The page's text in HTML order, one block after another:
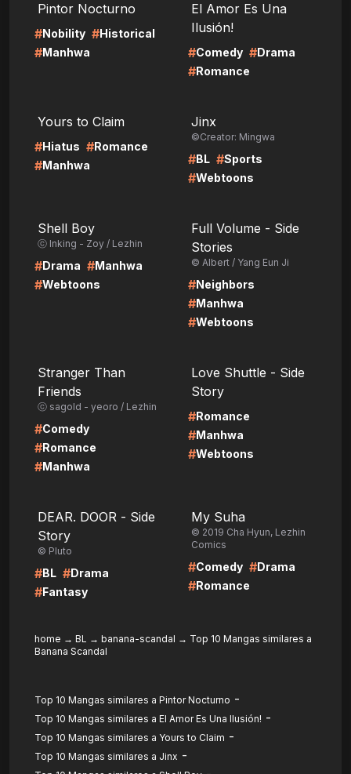
Pintor Nocturno
#Nobility #Historical
#Manhwa
El Amor Es Una
Ilusión!
#Comedy #Drama
#Romance
Yours to Claim
#Hiatus #Romance
#Manhwa
Jinx
©Creator: Mingwa
#BL #Sports
#Webtoons
Shell Boy
ⓒ Inking - Zoy / Lezhin
#Drama #Manhwa
#Webtoons
Full Volume - Side
Stories
© Albert / Yang Eun Ji
#Neighbors
#Manhwa
#Webtoons
Stranger Than
Friends
ⓒ sagold - yeoro / Lezhin
#Comedy
#Romance
#Manhwa
Love Shuttle - Side
Story
#Romance
#Manhwa
#Webtoons
DEAR. DOOR - Side
Story
© Pluto
#BL #Drama
#Fantasy
My Suha
© 2019 Cha Hyun, Lezhin
Comics
#Comedy #Drama
#Romance
home → BL → banana-scandal → Top 10 Mangas similares a
Banana Scandal
Top 10 Mangas similares a Pintor Nocturno -
Top 10 Mangas similares a El Amor Es Una Ilusión! -
Top 10 Mangas similares a Yours to Claim -
Top 10 Mangas similares a Jinx -